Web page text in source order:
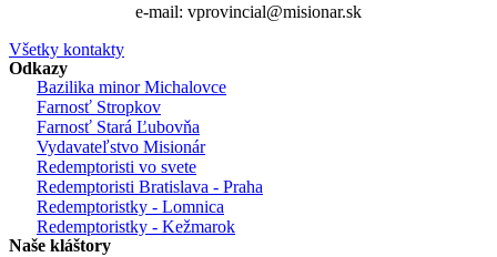
e-mail: vprovincial@misionar.sk
Všetky kontakty
Odkazy
Bazilika minor Michalovce
Farnosť Stropkov
Farnosť Stará Ľubovňa
Vydavateľstvo Misionár
Redemptoristi vo svete
Redemptoristi Bratislava - Praha
Redemptoristky - Lomnica
Redemptoristky - Kežmarok
Naše kláštory